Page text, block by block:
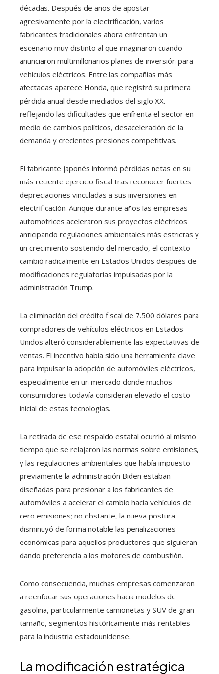
décadas. Después de años de apostar
agresivamente por la electrificación, varios
fabricantes tradicionales ahora enfrentan un
escenario muy distinto al que imaginaron cuando
anunciaron multimillonarios planes de inversión para
vehículos eléctricos. Entre las compañías más
afectadas aparece Honda, que registró su primera
pérdida anual desde mediados del siglo XX,
reflejando las dificultades que enfrenta el sector en
medio de cambios políticos, desaceleración de la
demanda y crecientes presiones competitivas.
El fabricante japonés informó pérdidas netas en su
más reciente ejercicio fiscal tras reconocer fuertes
depreciaciones vinculadas a sus inversiones en
electrificación. Aunque durante años las empresas
automotrices aceleraron sus proyectos eléctricos
anticipando regulaciones ambientales más estrictas y
un crecimiento sostenido del mercado, el contexto
cambió radicalmente en Estados Unidos después de
modificaciones regulatorias impulsadas por la
administración Trump.
La eliminación del crédito fiscal de 7.500 dólares para
compradores de vehículos eléctricos en Estados
Unidos alteró considerablemente las expectativas de
ventas. El incentivo había sido una herramienta clave
para impulsar la adopción de automóviles eléctricos,
especialmente en un mercado donde muchos
consumidores todavía consideran elevado el costo
inicial de estas tecnologías.
La retirada de ese respaldo estatal ocurrió al mismo
tiempo que se relajaron las normas sobre emisiones,
y las regulaciones ambientales que había impuesto
previamente la administración Biden estaban
diseñadas para presionar a los fabricantes de
automóviles a acelerar el cambio hacia vehículos de
cero emisiones; no obstante, la nueva postura
disminuyó de forma notable las penalizaciones
económicas para aquellos productores que siguieran
dando preferencia a los motores de combustión.
Como consecuencia, muchas empresas comenzaron
a reenfocar sus operaciones hacia modelos de
gasolina, particularmente camionetas y SUV de gran
tamaño, segmentos históricamente más rentables
para la industria estadounidense.
La modificación estratégica